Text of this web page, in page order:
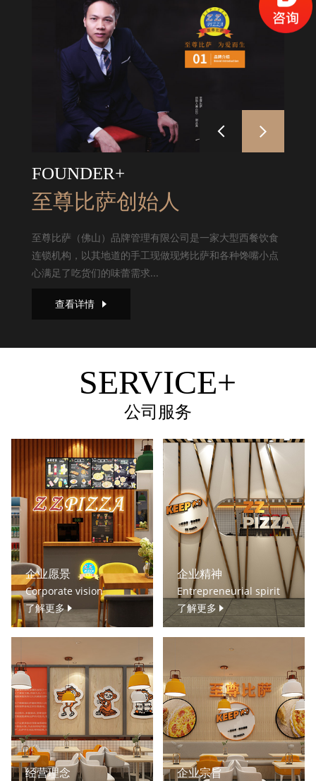
FOUNDER+
至尊比萨创始人
至尊比萨（佛山）品牌管理有限公司是一家大型西餐饮食
连锁机构，以其地道的手工现做现烤比萨和各种馋嘴小点
心满足了吃货们的味蕾需求...
查看详情
SERVICE+
公司服务
企业愿景
Corporate vision
了解更多
企业精神
Entrepreneurial spirit
了解更多
经营理念 企业宗旨